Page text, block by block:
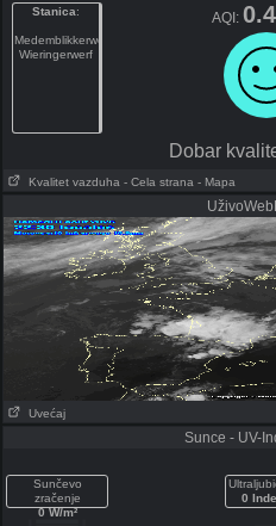
Stanica:
Medemblikkerweg
Wieringerwerf
AQI:0.4
Dobar
Kvalitet vazduha - Cela strana - Mapa
Uvećaj
Sunce - UV-
Sunčevo
zračenje
0 W/m²
0